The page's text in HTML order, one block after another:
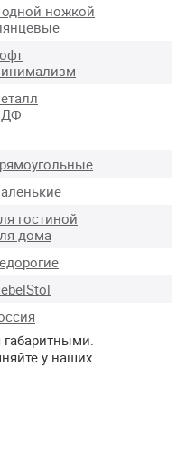
ножкой
гостиной
дома
у наших